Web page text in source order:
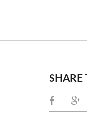
SHARE